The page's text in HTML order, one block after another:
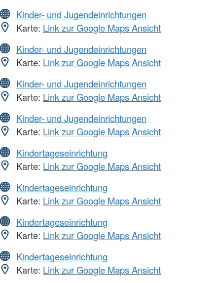
Kinder- und Jugendeinrichtungen
Karte: Link zur Google Maps Ansicht
Kinder- und Jugendeinrichtungen
Karte: Link zur Google Maps Ansicht
Kinder- und Jugendeinrichtungen
Karte: Link zur Google Maps Ansicht
Kinder- und Jugendeinrichtungen
Karte: Link zur Google Maps Ansicht
Kindertageseinrichtung
Karte: Link zur Google Maps Ansicht
Kindertageseinrichtung
Karte: Link zur Google Maps Ansicht
Kindertageseinrichtung
Karte: Link zur Google Maps Ansicht
Kindertageseinrichtung
Karte: Link zur Google Maps Ansicht